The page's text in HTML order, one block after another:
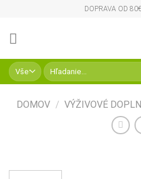
content
DOPRAVA OD
Hľadať:
DOMOV / VÝŽIVOVÉ